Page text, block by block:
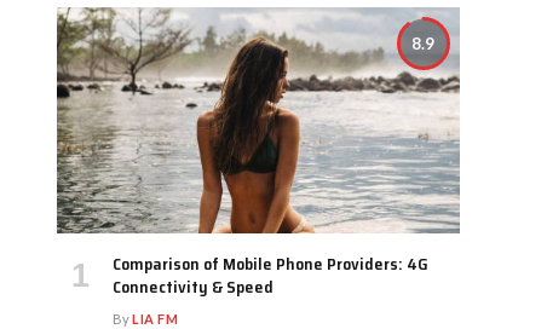
8.9
Comparison of Mobile Phone Providers: 4G
Connectivity & Speed
ByLIA FM